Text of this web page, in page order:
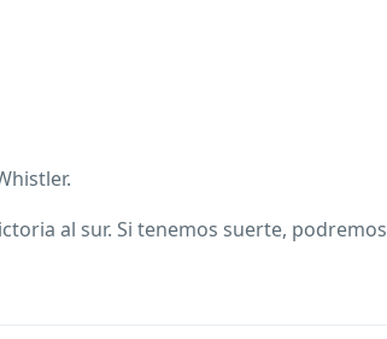
al sur. Si tenemos suerte, podremos